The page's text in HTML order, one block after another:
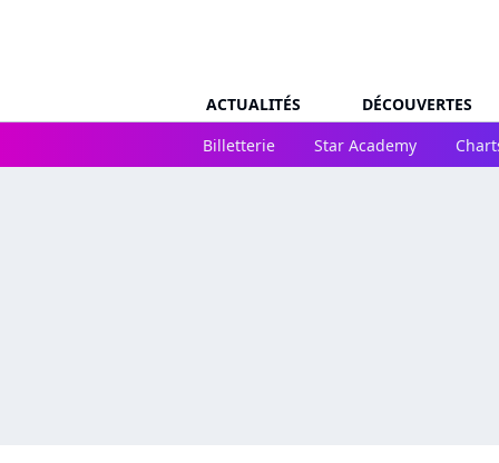
ACTUALITÉS DÉCOUVERTES
Billetterie
Star Academy